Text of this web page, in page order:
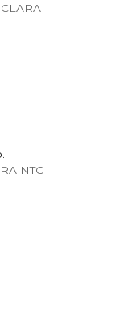
NTC